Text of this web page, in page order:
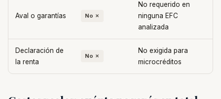
Aval o garantías No ✗
No requerido en
ninguna EFC
analizada
Declaración de
la renta
No ✗
No exigida para
microcréditos